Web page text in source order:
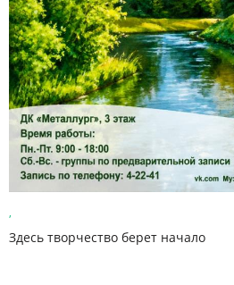
,
Здесь творчество берет начало